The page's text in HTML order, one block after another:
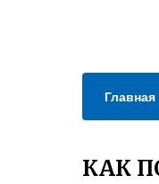
Главная
КАК